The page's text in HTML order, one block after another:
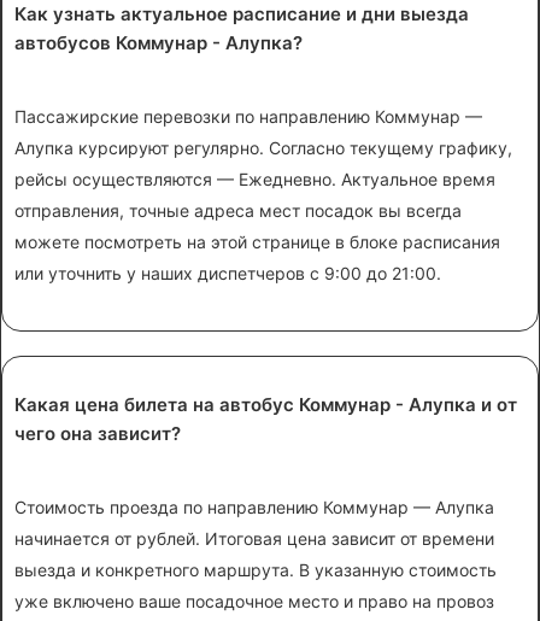
Как узнать актуальное расписание и дни выезда
автобусов Коммунар - Алупка?
Пассажирские перевозки по направлению Коммунар —
Алупка курсируют регулярно. Согласно текущему графику,
рейсы осуществляются — Ежедневно. Актуальное время
отправления, точные адреса мест посадок вы всегда
можете посмотреть на этой странице в блоке расписания
или уточнить у наших диспетчеров с 9:00 до 21:00.
Какая цена билета на автобус Коммунар - Алупка и от
чего она зависит?
Стоимость проезда по направлению Коммунар — Алупка
начинается от рублей. Итоговая цена зависит от времени
выезда и конкретного маршрута. В указанную стоимость
уже включено ваше посадочное место и право на провоз